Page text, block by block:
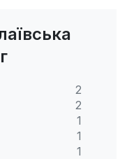
2
2
1
1
1